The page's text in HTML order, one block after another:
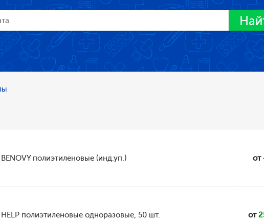
полиэтиленовые (инд.уп.) от
полиэтиленовые одноразовые, 50 шт. от